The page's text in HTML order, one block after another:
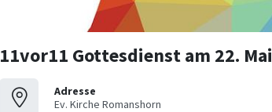
11vor11 Gottesdienst am 22. Mai
Adresse
Ev. Kirche Romanshorn